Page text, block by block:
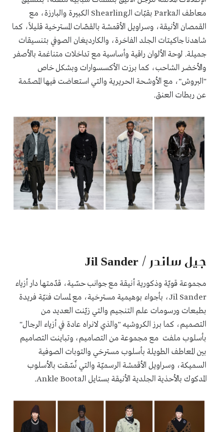
معاطف الـParka بقبّات الـShearling الكبيرة والبارزة، مع
القمصان الأنيقة، وسراويل الأقمشة بالقصّات المسترخية قليلاً، كما
شاهدنا جاكيتات الجلد الفاخرة، والكارديغان الصوفي بتنسيقات
جميلة. لوحة الألوان راقية وأساسية مع تداخلات متناغمة بالأصفر
والأخضر الشاحب، كما برزت الأكسسوارات وبشكل خاص
"البروش"، مع الأوشحة الحريرية والتي استعاضت فيها المصمّمة
عن ربطات العنق.
جيل ساندر / Jil Sander
مجموعة قويّة وذكورية أنيقة مع جوانب حسّية، قدّمتها دار أزياء
Jil Sander، بأجواء بوهيمية مسترخية، مع لمسات فنيّة فريدة
بطبعات ورسومات علم التنجيم والتي زيّنت العديد من
التصميم، كما برز الكروشيه "والذي لانراه عادة في أزياء الرجال"
بأسلوب ملفت مع مجموعة من التصاميم، وتباينت التصاميم
بين المعاطف الطويلة بأسلوب مسترخي والتوبات الصوفية
السميكة، وسراويل الأقمشة الرسميّة والتي نٌسّقت بالأسلوب
المدكوك بالأحذية الجلدية الأنيقة بستايل الـAnkle Boota.